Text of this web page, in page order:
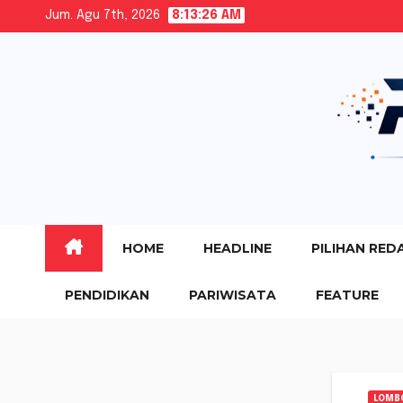
Jum. Agu 7th, 2026 8:13:27 AM
HOME HEADLINE PILIHAN
PENDIDIKAN PARIWISATA FEATURE